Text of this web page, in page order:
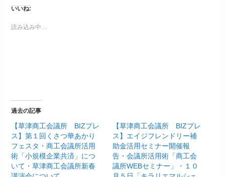
いいね:
読み込み中…
過去の記事
【草津商工会議所 BIZプレ
ス】第１回くさつ華あかり
フェスタ・商工会議所活用
術「小規模企業共済」につ
いて・草津商工会議所新春
【草津商工会議所 BIZプレ
ス】エイジフレンドリー補
助金活用セミナー開催報
告・会議所活用術「商工会
議所WEBセミナー」・１０